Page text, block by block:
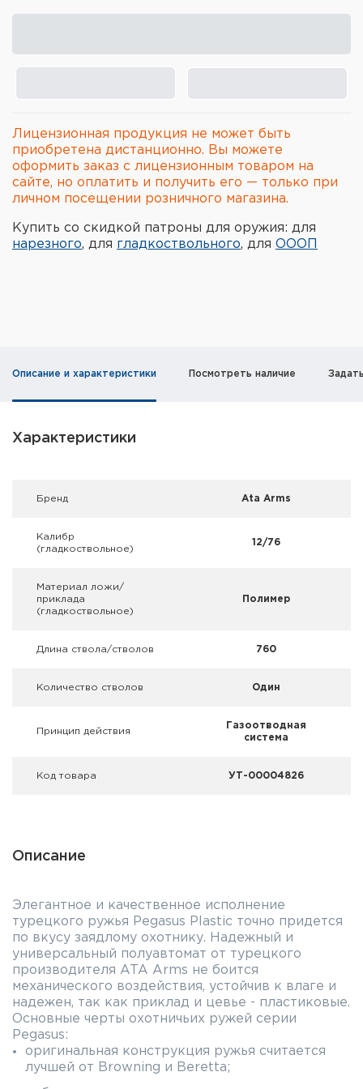
Охотничье снаряжение
Фонари и ЛЦУ
Туристическое снаряжение
Фальшпатроны
Оружейные шкафы и сейфы
Сигнальные средства
Дартс
Лицензионная продукция не может быть
приобретена дистанционно. Вы можете
оформить заказ с лицензионным товаром на
сайте, но оплатить и получить его — только при
личном посещении розничного магазина.
Купить со скидкой патроны для оружия: для
нарезного, для гладкоствольного, для ОООП
Описание и характеристики Посмотреть наличие
Характеристики
Брeнд Ata Arms
Калибр
(гладкоствольное)
12/76
Материал ложи/
приклада
(гладкоствольное)
Полимер
Длина ствола/стволов 760
Количество стволов Один
Принцип действия
Газоотводная
система
Код товара УТ-00004826
Описание
Элегантное и качественное исполнение
турецкого ружья Pegasus Plastic точно придется
по вкусу заядлому охотнику. Надежный и
универсальный полуавтомат от турецкого
производителя ATA Arms не боится
механического воздействия, устойчив к влаге и
надежен, так как приклад и цевье - пластиковые.
Основные черты охотничьих ружей серии
Pegasus:
оригинальная конструкция ружья считается
лучшей от Browning и Beretta;